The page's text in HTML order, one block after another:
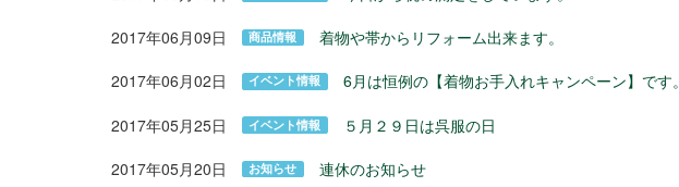
2017年06月09日 商品情報 着物や帯からリフォーム出来ます。
2017年06月02日 イベント情報 6月は恒例の【着物お手入れキャンペーン】です。
2017年05月25日 イベント情報 ５月２９日は呉服の日
2017年05月20日 お知らせ 連休のお知らせ